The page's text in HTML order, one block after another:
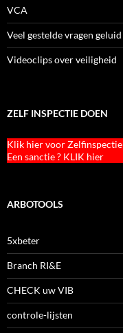
VCA
Veel gestelde vragen geluid
Videoclips over veiligheid
ZELF INSPECTIE DOEN
Klik hier voor Zelfinspectie
Een sanctie ? KLIK hier
ARBOTOOLS
5xbeter
Branch RI&E
CHECK uw VIB
controle-lijsten